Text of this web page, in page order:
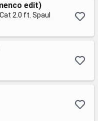
edit)
2.0 ft. Spaul